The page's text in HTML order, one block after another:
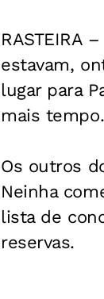
RASTEIRA –
estavam,
lugar para
mais tempo.
Os outros
Neinha
lista de
reservas.